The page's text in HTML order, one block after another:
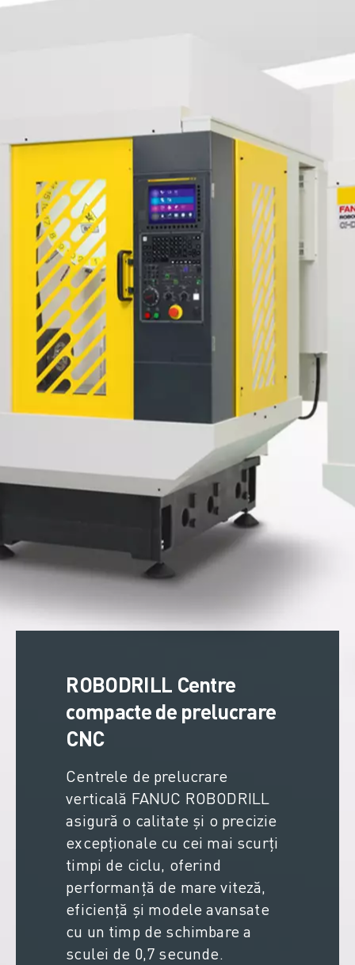
ROBODRILL Centre
compacte de prelucrare
CNC
Centrele de prelucrare
verticală FANUC ROBODRILL
asigură o calitate și o precizie
excepționale cu cei mai scurți
timpi de ciclu, oferind
performanță de mare viteză,
eficiență și modele avansate
cu un timp de schimbare a
sculei de 0,7 secunde.